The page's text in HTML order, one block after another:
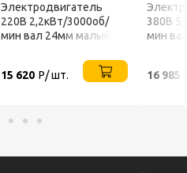
Электродвигатель
220В 2,2кВт/3000об/
мин вал 24мм малый
15 620 Р/ шт.
380В
мин
16 985